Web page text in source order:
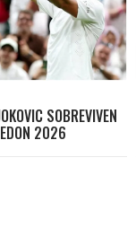
SOBREVIVEN
2026